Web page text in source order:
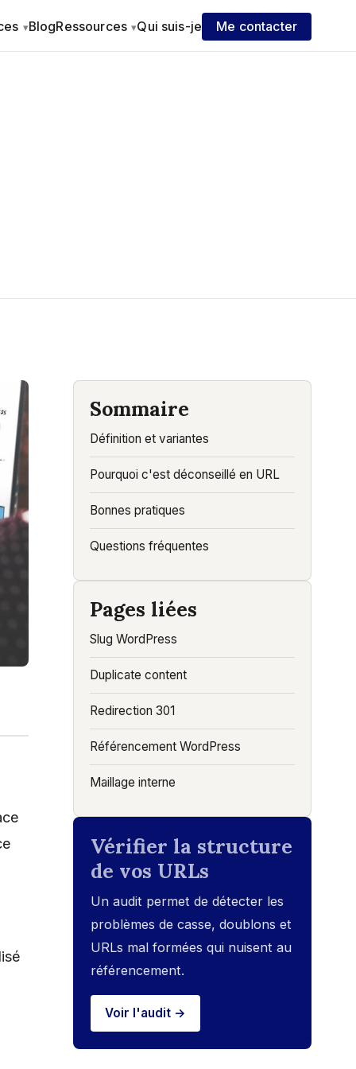
▾BlogRessources ▾Qui suis-je Me contacter
Sommaire
Définition et variantes
Pourquoi c'est déconseillé en URL
Bonnes pratiques
Questions fréquentes
Pages liées
Slug WordPress
Duplicate content
Redirection 301
Référencement WordPress
Maillage interne
Vérifier la structure
de vos URLs
Un audit permet de détecter les
problèmes de casse, doublons et
URLs mal formées qui nuisent au
référencement.
Voir l'audit →